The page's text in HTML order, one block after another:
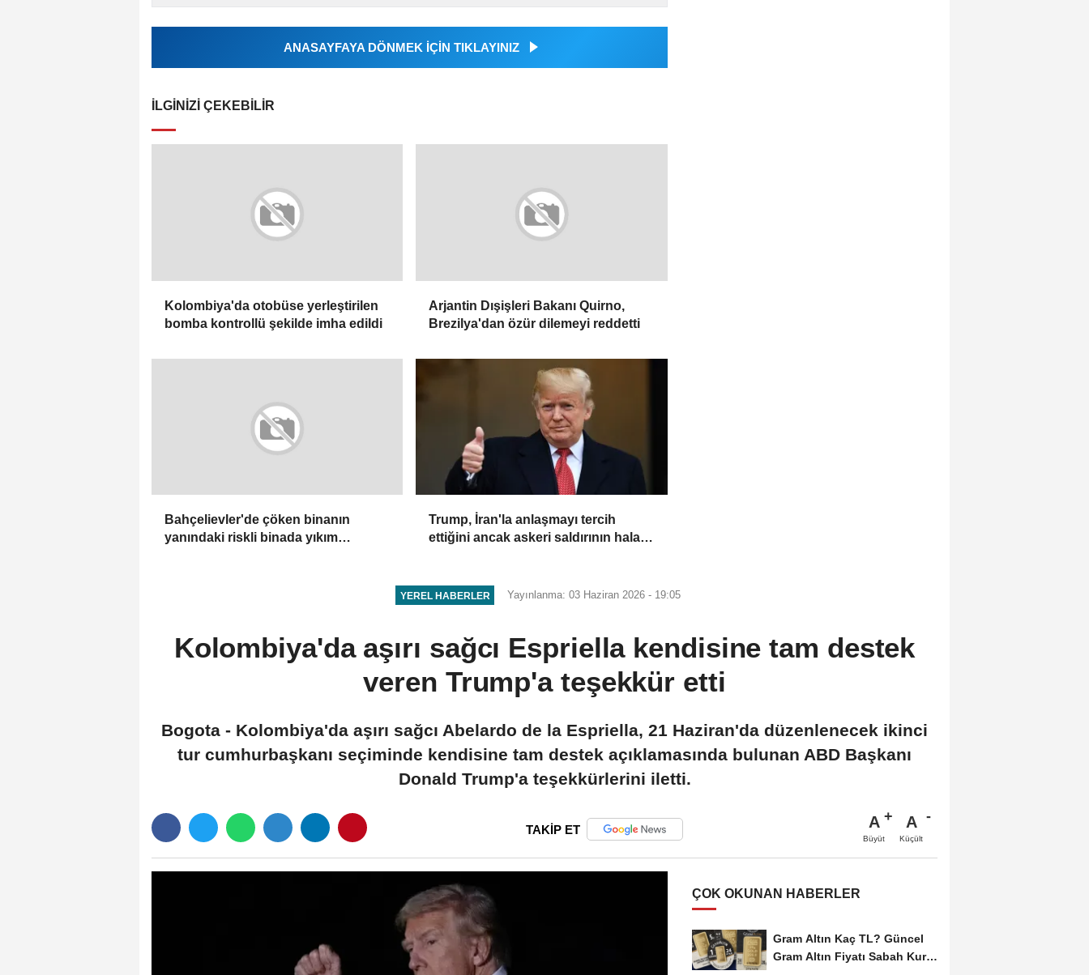
ANASAYFAYA DÖNMEK İÇİN TIKLAYINIZ
İLGINIZI ÇEKEBILIR
Kolombiya'da otobüse yerleştirilen
bomba kontrollü şekilde imha edildi
Arjantin Dışişleri Bakanı Quirno,
Brezilya'dan özür dilemeyi reddetti
Bahçelievler'de çöken binanın
yanındaki riskli binada yıkım
Trump, İran'la anlaşmayı tercih
ettiğini ancak askeri saldırının hala
YEREL HABERLER Yayınlanma: 03 Haziran 2026 - 19:05
Kolombiya'da aşırı sağcı Espriella kendisine tam destek
veren Trump'a teşekkür etti
Bogota - Kolombiya'da aşırı sağcı Abelardo de la Espriella, 21 Haziran'da düzenlenecek ikinci
tur cumhurbaşkanı seçiminde kendisine tam destek açıklamasında bulunan ABD Başkanı
Donald Trump'a teşekkürlerini iletti.
TAKİP ET A
Büyüt
A
Küçült
ÇOK OKUNAN HABERLER
Gram Altın Kaç TL? Güncel
Gram Altın Fiyatı Sabah Kuru